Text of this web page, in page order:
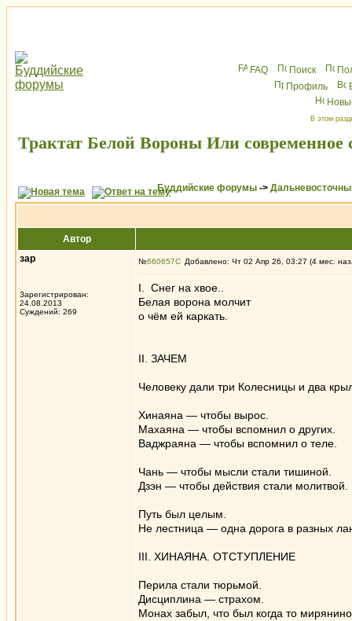
FAQ Поиск
Профиль
В этом
Трактат Белой Вороны Или современное
Буддийские форумы ->
Автор
зар
Зарегистрирован:
24.08.2013
Суждений: 269
№660657 Добавлено: Чт 02 Апр 26, 03:27 (4 мес.
I. Снег на хвое..
Белая ворона молчит
о чём ей каркать.
II. ЗАЧЕМ
Человеку дали три Колесницы и два
Хинаяна — чтобы вырос.
Махаяна — чтобы вспомнил о других.
Ваджраяна — чтобы вспомнил о теле.
Чань — чтобы мысли стали тишиной.
Дзэн — чтобы действия стали молитвой.
Путь был целым.
Не лестница — одна дорога в разных
III. ХИНАЯНА. ОТСТУПЛЕНИЕ
Перила стали тюрьмой.
Дисциплина — страхом.
Монах забыл, что был когда то